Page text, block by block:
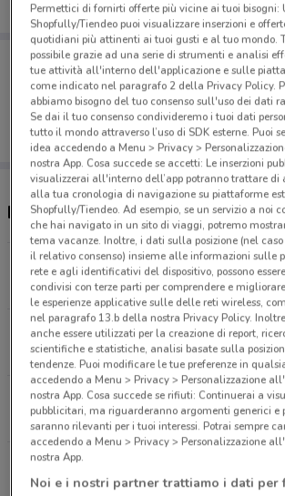
Porta DoveConviene sempre con te!
Puoi trovare le migliori offerte dei
salvarle e creare la tua lista del
dal tuo cellulare.
SCARICA
Negozi Piazza Italia nelle
Via Tiburtina Km 20.300 Guidonia
7.4 km
Via Alberto Lionello, 201 Roma
8.4 km
Via Appia Nuova Roma
8.6 km
Via Cristoforo Colombo, angolo
Pacifico Roma
Permettici di fornirti offerte più vicine ai tuoi bisogni:
Shopfully/Tiendeo puoi visualizzare inserzioni e
quotidiani più attinenti ai tuoi gusti e al tuo mondo.
possibile grazie ad una serie di strumenti e analisi
tue attività all'interno dell'applicazione e sulle
come indicato nel paragrafo 2 della Privacy Policy.
abbiamo bisogno del tuo consenso sull'uso dei dati
Se dai il tuo consenso condivideremo i tuoi dati
tutto il mondo attraverso l’uso di SDK esterne. Puoi
idea accedendo a Menu > Privacy >
nostra App. Cosa succede se accetti: Le inserzioni
visualizzerai all'interno dell’app potranno trattare
alla tua cronologia di navigazione su piattaforme
Shopfully/Tiendeo. Ad esempio, se un servizio a noi
che hai navigato in un sito di viaggi, potremo
tema vacanze. Inoltre, i dati sulla posizione (nel
il relativo consenso) insieme alle informazioni sulle
rete e agli identificativi del dispositivo, possono
condivisi con terze parti per comprendere e
le esperienze applicative sulle delle reti wireless,
nel paragrafo 13.b della nostra Privacy Policy.
anche essere utilizzati per la creazione di report,
scientifiche e statistiche, analisi basate sulla
tendenze. Puoi modificare le tue preferenze in
accedendo a Menu > Privacy > Personalizzazione
nostra App. Cosa succede se rifiuti: Continuerai a
pubblicitari, ma riguarderanno argomenti generici e
saranno rilevanti per i tuoi interessi. Potrai sempre
accedendo a Menu > Privacy > Personalizzazione
nostra App.
Noi e i nostri partner trattiamo i dati per